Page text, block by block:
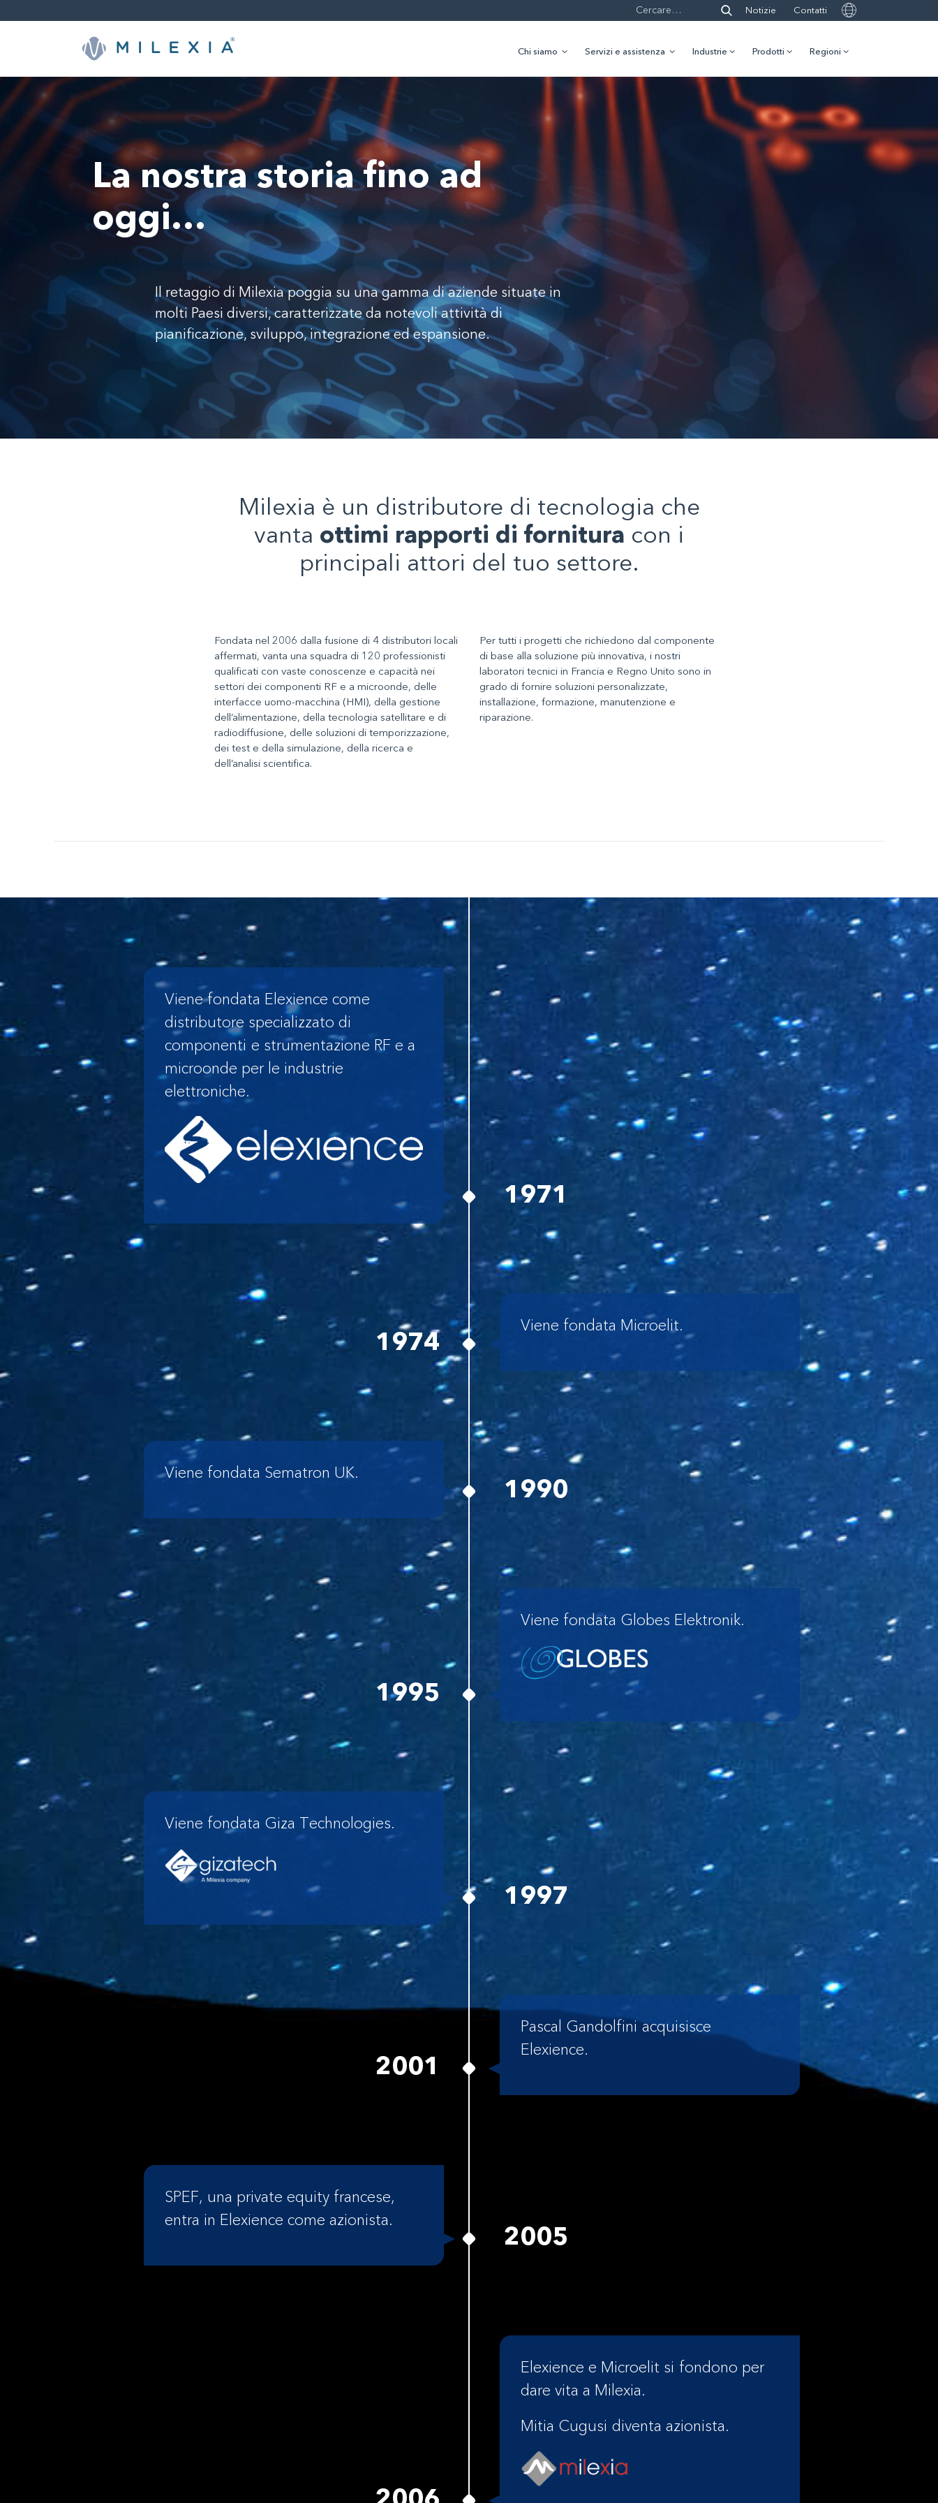
Skip
to
content
Notizie Contatti
Chi siamo Servizi e assistenza Industrie Prodotti Regioni
La nostra storia fino ad
oggi…
Il retaggio di Milexia poggia su una gamma di aziende situate in
molti Paesi diversi, caratterizzate da notevoli attività di
pianificazione, sviluppo, integrazione ed espansione.
Milexia è un distributore di tecnologia che
vanta ottimi rapporti di fornitura con i
principali attori del tuo settore.
Fondata nel 2006 dalla fusione di 4 distributori locali
affermati, vanta una squadra di 120 professionisti
qualificati con vaste conoscenze e capacità nei
settori dei componenti RF e a microonde, delle
interfacce uomo-macchina (HMI), della gestione
dell’alimentazione, della tecnologia satellitare e di
radiodiffusione, delle soluzioni di temporizzazione,
dei test e della simulazione, della ricerca e
dell’analisi scientifica.
Per tutti i progetti che richiedono dal componente
di base alla soluzione più innovativa, i nostri
laboratori tecnici in Francia e Regno Unito sono in
grado di fornire soluzioni personalizzate,
installazione, formazione, manutenzione e
riparazione.
1971
Viene fondata Elexience come
distributore specializzato di
componenti e strumentazione RF e a
microonde per le industrie
elettroniche.
1974
Viene fondata Microelit.
1990
Viene fondata Sematron UK.
1995
Viene fondata Globes Elektronik.
1997
Viene fondata Giza Technologies.
2001
Pascal Gandolfini acquisisce
Elexience.
2005
SPEF, una private equity francese,
entra in Elexience come azionista.
Elexience e Microelit si fondono per
dare vita a Milexia.
Mitia Cugusi diventa azionista.